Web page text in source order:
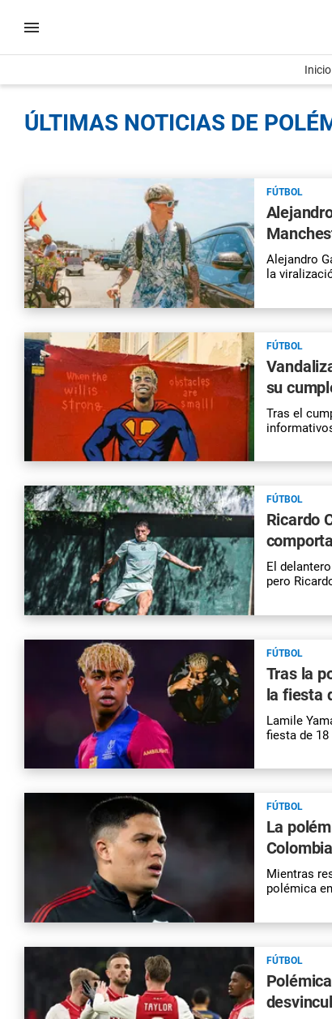
Inicio
ÚLTIMAS NOTICIAS DE
FÚTBOL
Alejandro
la
FÚTBOL
su
Tras el
FÚTBOL
Ricardo
El
pero
FÚTBOL
Tras la
la fiesta
Lamile
fiesta de
FÚTBOL
La
Mientras
polémica
FÚTBOL